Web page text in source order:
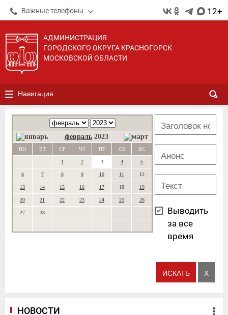
Важные телефоны 12+
АДМИНИСТРАЦИЯ
ГОРОДСКОГО ОКРУГА КРАСНОГОРСК
МОСКОВСКОЙ ОБЛАСТИ
Навигация
февраль 2023
ПН ВТ СР ЧТ ПТ СБ ВС
1 2 3 4 5
6 7 8 9 10 11 12
13 14 15 16 17 18 19
20 21 22 23 24 25 26
27 28
Выводить
за все
время
НОВОСТИ